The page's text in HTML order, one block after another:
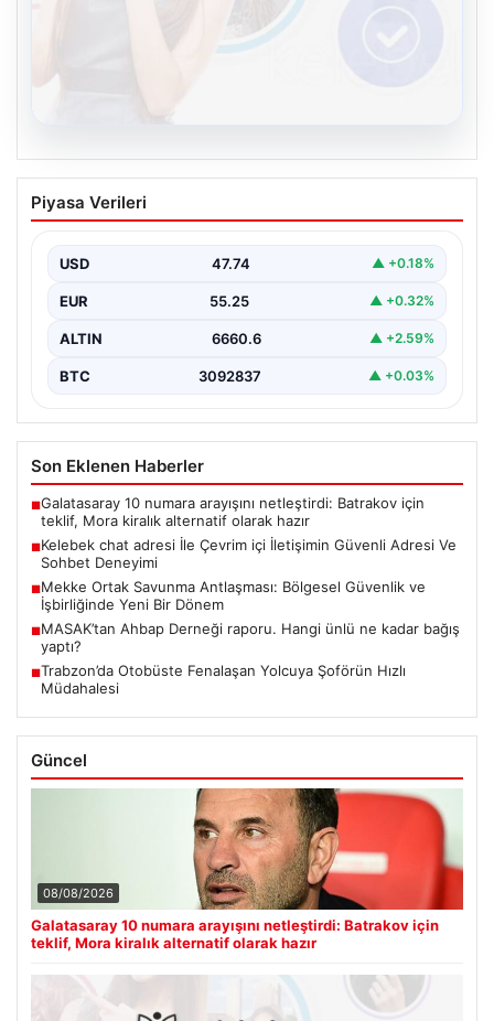
Kelebek chat adresi İle Çevrim içi
İletişimin Güvenli Adresi Ve Sohbet
Sanal çağında bireylerin kaliteli bir tarzda irtibat kurması
Piyasa Verileri
USD 47.74 ▲ +0.18%
EUR 55.25 ▲ +0.32%
ALTIN 6660.6 ▲ +2.59%
BTC 3092837 ▲ +0.03%
Son Eklenen Haberler
■Galatasaray 10 numara arayışını netleştirdi: Batrakov için
teklif, Mora kiralık alternatif olarak hazır
■Kelebek chat adresi İle Çevrim içi İletişimin Güvenli Adresi Ve
Sohbet Deneyimi
■Mekke Ortak Savunma Antlaşması: Bölgesel Güvenlik ve
İşbirliğinde Yeni Bir Dönem
■MASAK’tan Ahbap Derneği raporu. Hangi ünlü ne kadar bağış
yaptı?
■Trabzon’da Otobüste Fenalaşan Yolcuya Şoförün Hızlı
Müdahalesi
Güncel
08/08/2026
Galatasaray 10 numara arayışını netleştirdi: Batrakov için
teklif, Mora kiralık alternatif olarak hazır